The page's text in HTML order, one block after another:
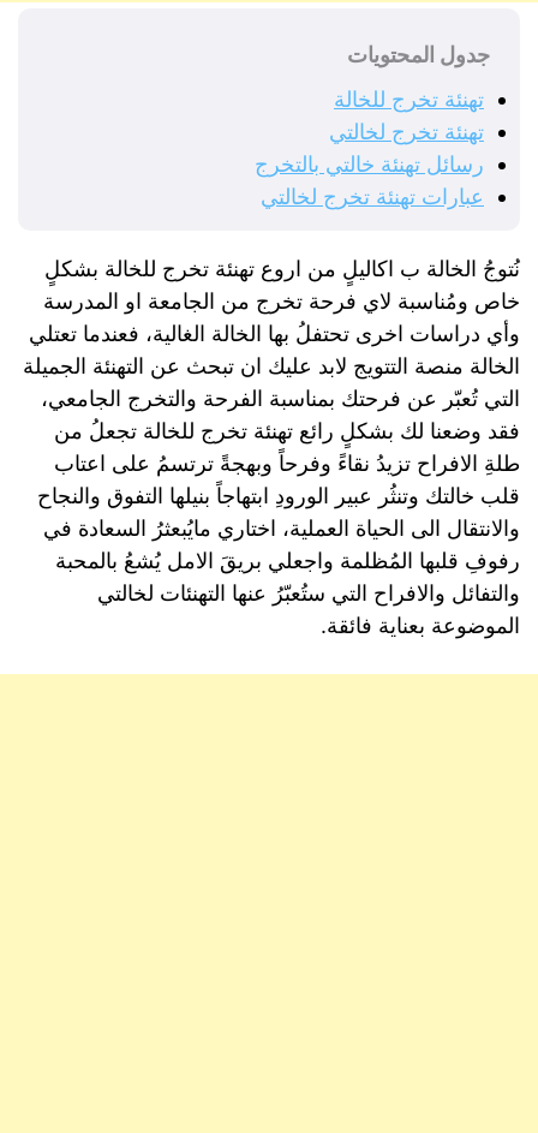
جدول المحتويات
تهنئة تخرج للخالة
تهنئة تخرج لخالتي
رسائل تهنئة خالتي بالتخرج
عبارات تهنئة تخرج لخالتي
نُتوجُ الخالة ب اكاليلٍ من اروع تهنئة تخرج للخالة بشكلٍ
خاص ومُناسبة لاي فرحة تخرج من الجامعة او المدرسة
وأي دراسات اخرى تحتفلُ بها الخالة الغالية، فعندما تعتلي
الخالة منصة التتويج لابد عليك ان تبحث عن التهنئة الجميلة
التي تُعبّر عن فرحتك بمناسبة الفرحة والتخرج الجامعي،
فقد وضعنا لك بشكلٍ رائع تهنئة تخرج للخالة تجعلُ من
طلةِ الافراح تزيدُ نقاءً وفرحاً وبهجةً ترتسمُ على اعتاب
قلب خالتك وتنثُر عبير الورودِ ابتهاجاً بنيلها التفوق والنجاح
والانتقال الى الحياة العملية، اختاري مايُبعثرُ السعادة في
رفوفِ قلبها المُظلمة واجعلي بريقَ الامل يُشعُ بالمحبة
والتفائل والافراح التي ستُعبّرُ عنها التهنئات لخالتي
الموضوعة بعناية فائقة.